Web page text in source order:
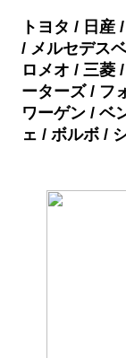
トヨタ / 日産
/ メルセデス
ロメオ / 三菱
ーターズ / フ
ワーゲン / ベ
ェ / ボルボ /